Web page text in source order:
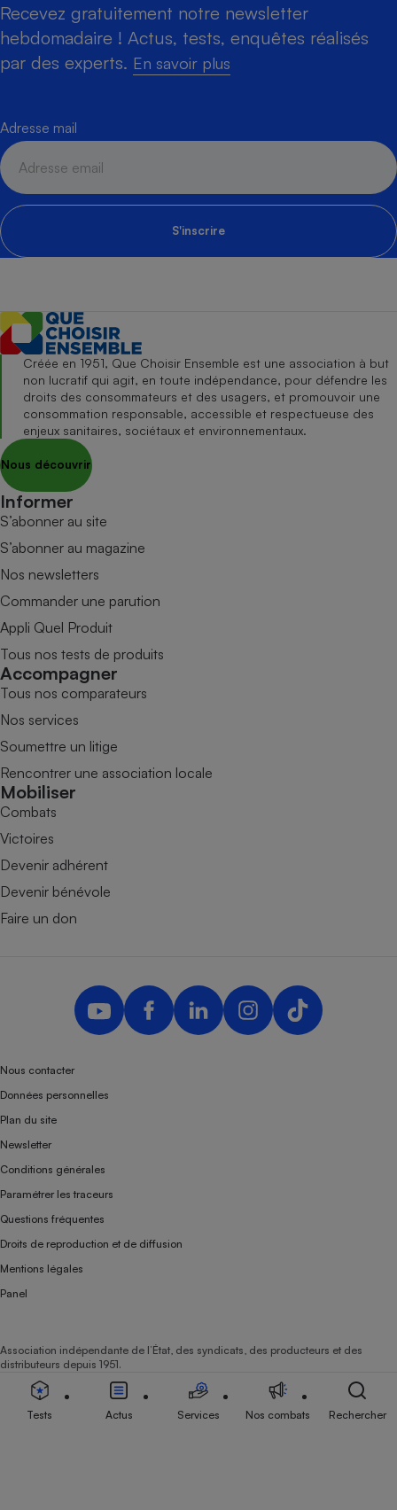
Recevez gratuitement notre newsletter
hebdomadaire ! Actus, tests, enquêtes réalisés
par des experts. En savoir plus
Adresse mail
S'inscrire
Créée en 1951, Que Choisir Ensemble est une association à but
non lucratif qui agit, en toute indépendance, pour défendre les
droits des consommateurs et des usagers, et promouvoir une
consommation responsable, accessible et respectueuse des
enjeux sanitaires, sociétaux et environnementaux.
Nous découvrir
Informer
S’abonner au site
S’abonner au magazine
Nos newsletters
Commander une parution
Appli Quel Produit
Tous nos tests de produits
Accompagner
Tous nos comparateurs
Nos services
Soumettre un litige
Rencontrer une association locale
Mobiliser
Combats
Victoires
Devenir adhérent
Devenir bénévole
Faire un don
Nous contacter
Données personnelles
Plan du site
Newsletter
Conditions générales
Paramétrer les traceurs
Questions fréquentes
Droits de reproduction et de diffusion
Mentions légales
Panel
Association indépendante de l’État, des syndicats, des producteurs et des
distributeurs depuis 1951.
Tests Actus Services Nos combats Rechercher